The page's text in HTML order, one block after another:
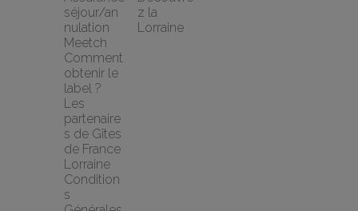
séjour/an
nulation
Meetch
Comment
obtenir le
label ?
Les
partenaire
s de Gîtes
de France
Lorraine
Condition
s
z la
Lorraine